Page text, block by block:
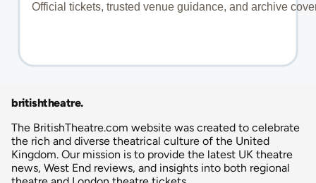
britishtheatre.
The BritishTheatre.com website was created to celebrate
the rich and diverse theatrical culture of the United
Kingdom. Our mission is to provide the latest UK theatre
news, West End reviews, and insights into both regional